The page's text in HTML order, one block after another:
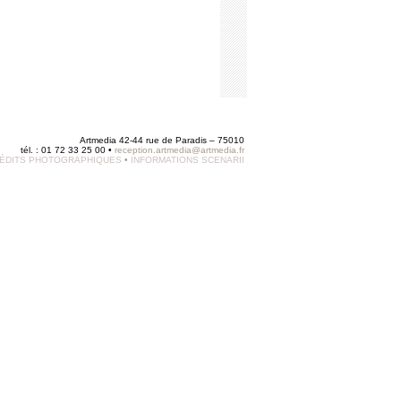
Artmedia 42-44 rue de Paradis – 75010
tél. : 01 72 33 25 00 • reception.artmedia@artmedia.fr
PHOTOGRAPHIQUES • INFORMATIONS SCENARII